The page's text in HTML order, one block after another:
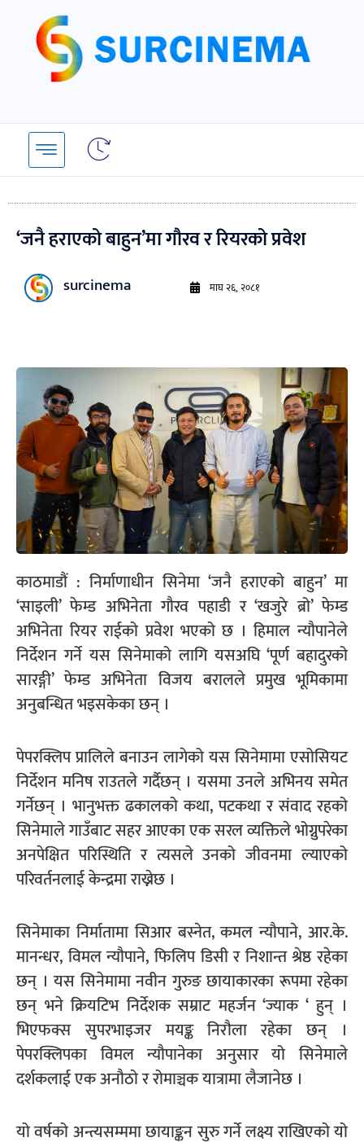
content
‘जनै हराएको बाहुन’मा गौरव र रियरको प्रवेश
surcinema माघ २६, २०८१
काठमाडौं : निर्माणाधीन सिनेमा ‘जनै हराएको बाहुन’ मा
‘साइली’ फेम्ड अभिनेता गौरव पहाडी र ‘खजुरे ब्रो’ फेम्ड
अभिनेता रियर राईको प्रवेश भएको छ । हिमाल न्यौपानेले
निर्देशन गर्ने यस सिनेमाको लागि यसअघि ‘पूर्ण बहादुरको
सारङ्गी’ फेम्ड अभिनेता विजय बरालले प्रमुख भूमिकामा
अनुबन्धित भइसकेका छन् ।
पेपरक्लिप प्रालिले बनाउन लागेको यस सिनेमामा एसोसियट
निर्देशन मनिष राउतले गर्दैछन् । यसमा उनले अभिनय समेत
गर्नेछन् । भानुभक्त ढकालको कथा, पटकथा र संवाद रहको
सिनेमाले गाउँबाट सहर आएका एक सरल व्यक्तिले भोग्नुपरेका
अनपेक्षित परिस्थिति र त्यसले उनको जीवनमा ल्याएको
परिवर्तनलाई केन्द्रमा राख्नेछ ।
सिनेमाका निर्मातामा सिआर बस्नेत, कमल न्यौपाने, आर.के.
मानन्धर, विमल न्यौपाने, फिलिप डिसी र निशान्त श्रेष्ठ रहेका
छन् । यस सिनेमामा नवीन गुरुङ छायाकारका रूपमा रहेका
छन् भने क्रियटिभ निर्देशक सम्राट महर्जन ‘ज्याक ‘ हुन् ।
भिएफक्स सुपरभाइजर मयङ्क निरौला रहेका छन् ।
पेपरक्लिपका विमल न्यौपानेका अनुसार यो सिनेमाले
दर्शकलाई एक अनौठो र रोमाञ्चक यात्रामा लैजानेछ ।
यो वर्षको अन्त्यसम्ममा छायाङ्कन सुरु गर्ने लक्ष्य राखिएको यो